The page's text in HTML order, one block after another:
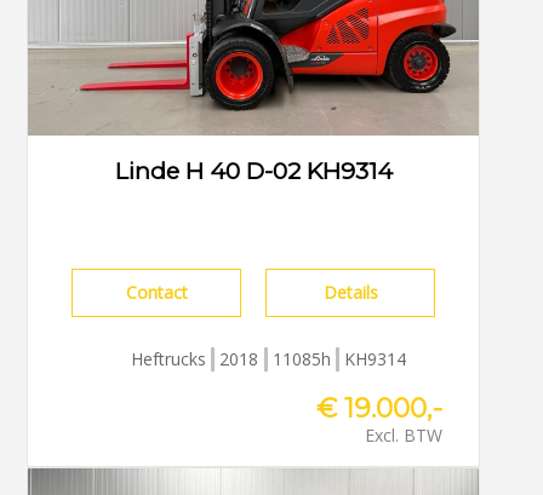
Linde H 40 D-02 KH9314
Contact Details
Heftrucks 2018 11085h KH9314
€ 19.000,-
Excl. BTW